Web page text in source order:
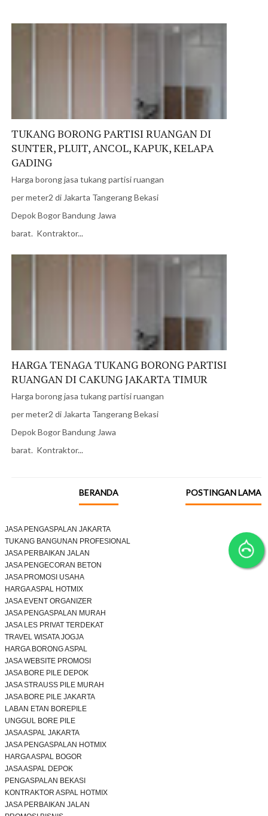
TUKANG BORONG PARTISI RUANGAN DI
SUNTER, PLUIT, ANCOL, KAPUK, KELAPA
GADING
Harga borong jasa tukang partisi ruangan
per meter2 di Jakarta Tangerang Bekasi
Depok Bogor Bandung Jawa
barat. Kontraktor...
HARGA TENAGA TUKANG BORONG PARTISI
RUANGAN DI CAKUNG JAKARTA TIMUR
Harga borong jasa tukang partisi ruangan
per meter2 di Jakarta Tangerang Bekasi
Depok Bogor Bandung Jawa
barat. Kontraktor...
POSTINGAN LAMA
BERANDA
JASA PENGASPALAN JAKARTA
TUKANG BANGUNAN PROFESIONAL
JASA PERBAIKAN JALAN
JASA PENGECORAN BETON
JASA PROMOSI USAHA
HARGA ASPAL HOTMIX
JASA EVENT ORGANIZER
JASA PENGASPALAN MURAH
JASA LES PRIVAT TERDEKAT
TRAVEL WISATA JOGJA
HARGA BORONG ASPAL
JASA WEBSITE PROMOSI
JASA BORE PILE DEPOK
JASA STRAUSS PILE MURAH
JASA BORE PILE JAKARTA
LABAN ETAN BOREPILE
UNGGUL BORE PILE
JASA ASPAL JAKARTA
JASA PENGASPALAN HOTMIX
HARGA ASPAL BOGOR
JASA ASPAL DEPOK
PENGASPALAN BEKASI
KONTRAKTOR ASPAL HOTMIX
JASA PERBAIKAN JALAN